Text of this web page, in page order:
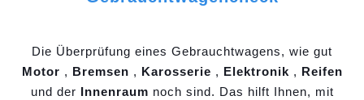
Die Überprüfung eines Gebrauchtwagens, wie gut
Motor , Bremsen , Karosserie , Elektronik , Reifen
und der Innenraum noch sind. Das hilft Ihnen, mit